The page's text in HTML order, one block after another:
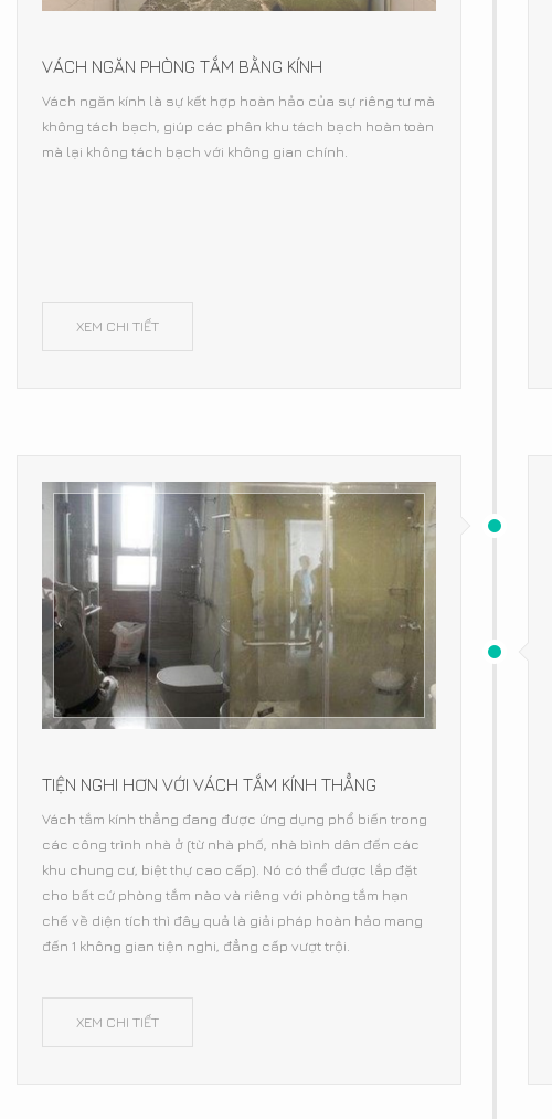
VÁCH NGĂN PHÒNG TẮM BẰNG KÍNH
Vách ngăn kính là sự kết hợp hoàn hảo của sự riêng tư mà
không tách bạch, giúp các phân khu tách bạch hoàn toàn
mà lại không tách bạch với không gian chính.
XEM CHI TIẾT
TIỆN NGHI HƠN VỚI VÁCH TẮM KÍNH THẲNG
Vách tắm kính thẳng đang được ứng dụng phổ biến trong
các công trình nhà ở (từ nhà phố, nhà bình dân đến các
khu chung cư, biệt thự cao cấp). Nó có thể được lắp đặt
cho bất cứ phòng tắm nào và riêng với phòng tắm hạn
chế về diện tích thì đây quả là giải pháp hoàn hảo mang
đến 1 không gian tiện nghi, đẳng cấp vượt trội.
XEM CHI TIẾT